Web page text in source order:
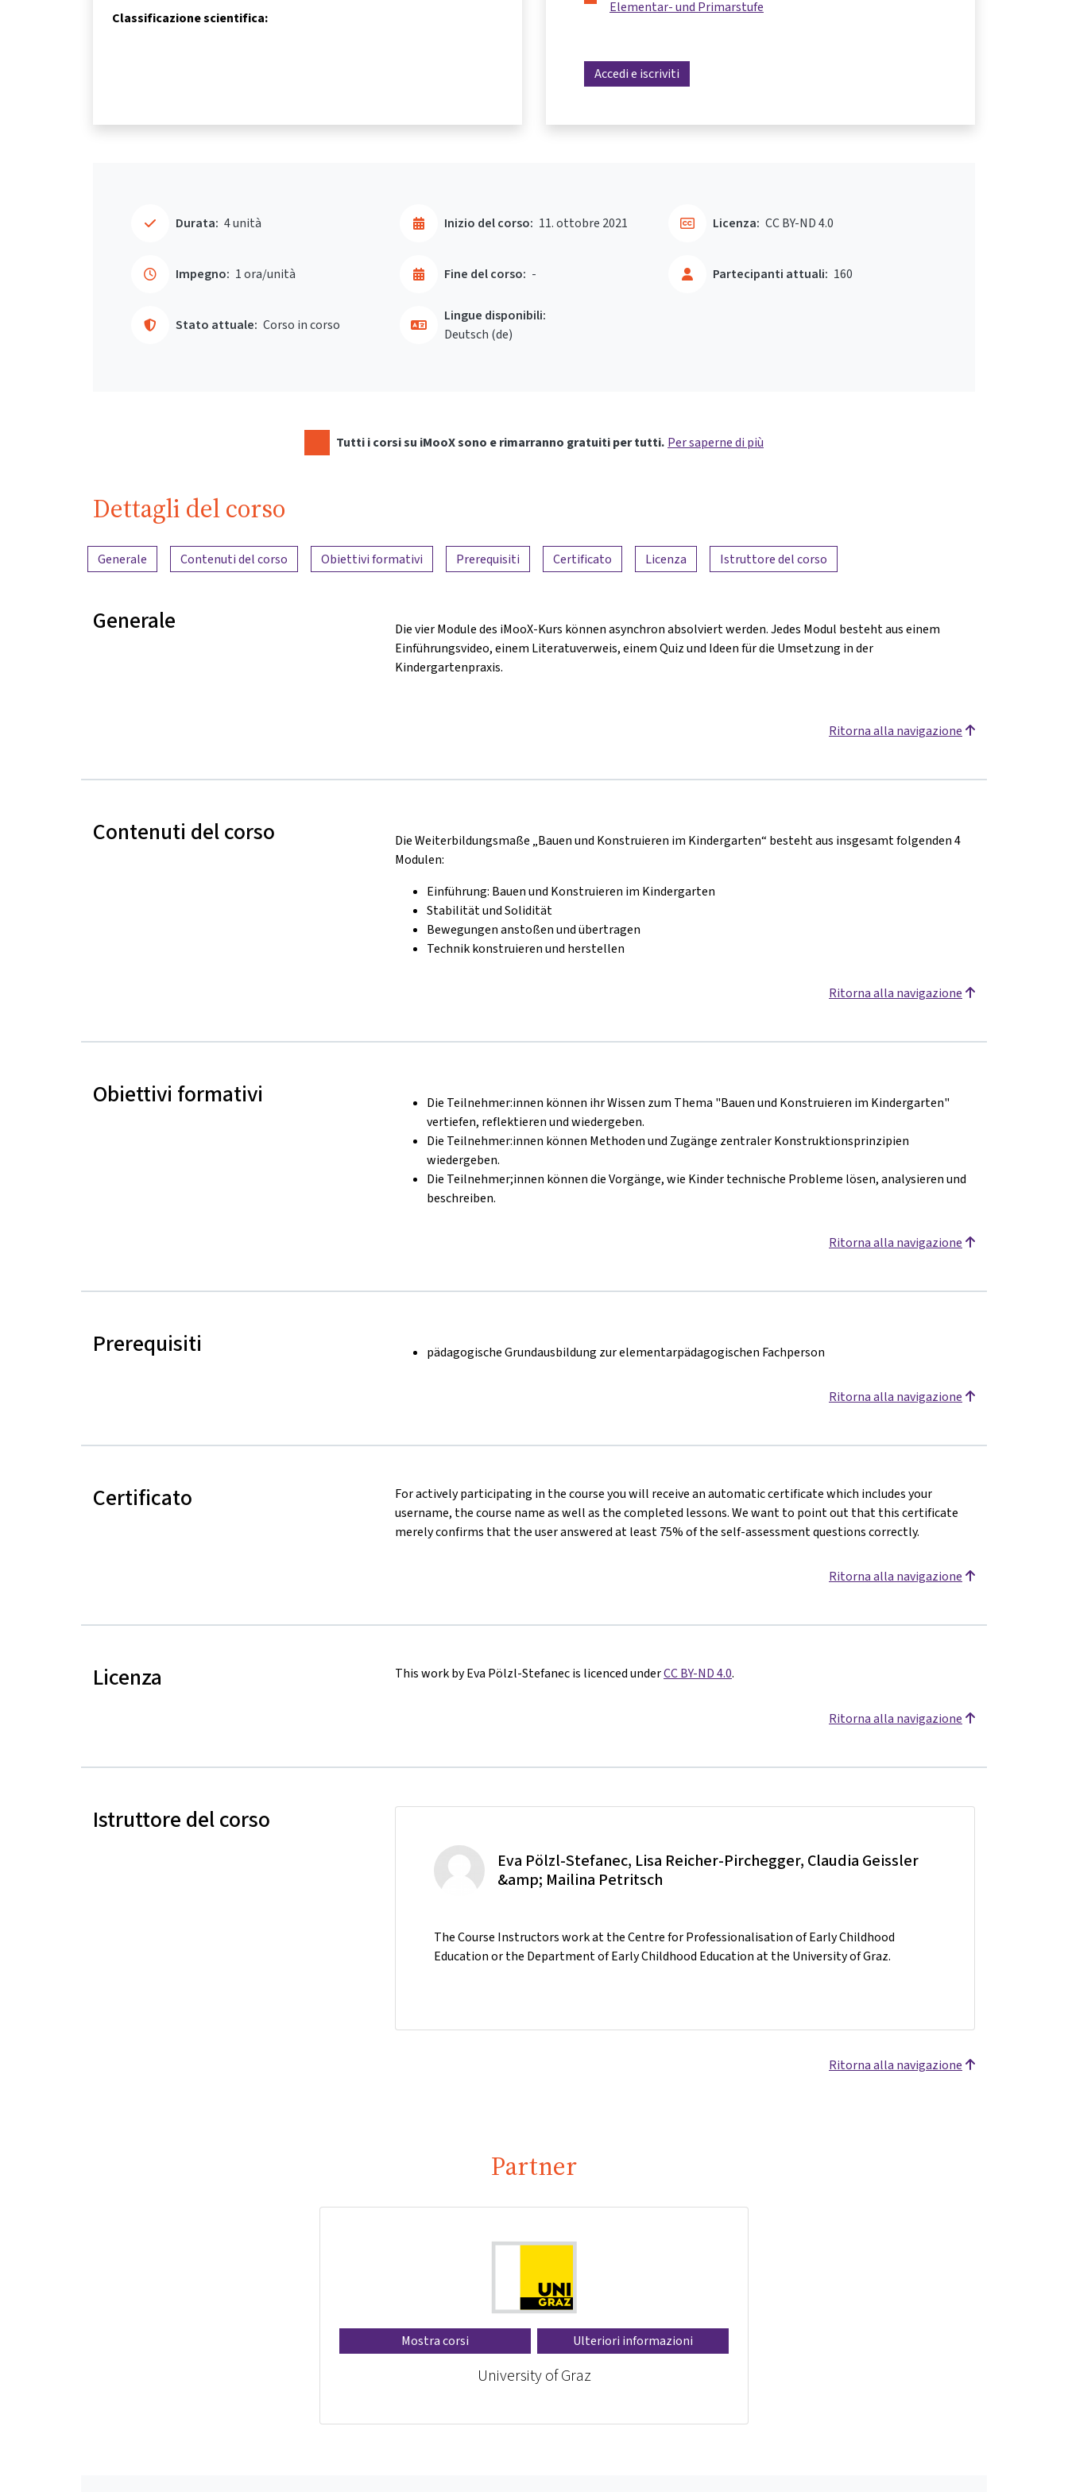
Classificazione scientifica:
Elementar- und Primarstufe
Accedi e iscriviti
Durata: 4 unità
Impegno: 1 ora/unità
Inizio del corso: 11. ottobre 2021
Fine del corso: -
Stato attuale: Corso in corso
Partecipanti attuali: 160
Licenza: CC BY-ND 4.0
Lingue disponibili:
Deutsch ‎(de)‎
Tutti i corsi su iMooX sono e rimarranno gratuiti per tutti. Per saperne di più
Dettagli del corso
Panoramica dei contenuti
Generale Contenuti del corso Obiettivi formativi Prerequisiti Certificato Licenza Istruttore del corso
Generale
Die vier Module des iMooX-Kurs können asynchron absolviert werden. Jedes Modul besteht aus einem
Einführungsvideo, einem Literatuverweis, einem Quiz und Ideen für die Umsetzung in der
Kindergartenpraxis.
Ritorna alla navigazione
Contenuti del corso
Die Weiterbildungsmaße „Bauen und Konstruieren im Kindergarten“ besteht aus insgesamt folgenden 4
Modulen:
Einführung: Bauen und Konstruieren im Kindergarten
Stabilität und Solidität
Bewegungen anstoßen und übertragen
Technik konstruieren und herstellen
Ritorna alla navigazione
Obiettivi formativi
Die Teilnehmer:innen können ihr Wissen zum Thema "Bauen und Konstruieren im Kindergarten"
vertiefen, reflektieren und wiedergeben.
Die Teilnehmer:innen können Methoden und Zugänge zentraler Konstruktionsprinzipien
wiedergeben.
Die Teilnehmer;innen können die Vorgänge, wie Kinder technische Probleme lösen, analysieren und
beschreiben.
Ritorna alla navigazione
Prerequisiti pädagogische Grundausbildung zur elementarpädagogischen Fachperson
Ritorna alla navigazione
Certificato
For actively participating in the course you will receive an automatic certificate which includes your
username, the course name as well as the completed lessons. We want to point out that this certificate
merely confirms that the user answered at least 75% of the self-assessment questions correctly.
Ritorna alla navigazione
Licenza This work by Eva Pölzl-Stefanec is licenced underCC BY-ND 4.0.
Ritorna alla navigazione
Istruttore del corso
Eva Pölzl-Stefanec, Lisa Reicher-Pirchegger, Claudia Geissler
&amp; Mailina Petritsch
The Course Instructors work at the Centre for Professionalisation of Early Childhood
Education or the Department of Early Childhood Education at the University of Graz.
Ritorna alla navigazione
Partner
Mostra corsi Ulteriori informazioni
University of Graz